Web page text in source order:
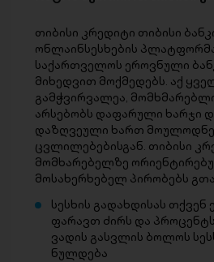
თიბისი კრედიტი თიბისი
ონლაინსესხების
საქართველოს ეროვნული
მიხედვით მოქმედებს. აქ
გამჭვირვალეა,
არსებობს დაფარული ხარჯი
დაზღვეული ხართ
ცვლილებებისგან. თიბისი
მომხარებელზე
მოსახერხებელ პირობებს
სესხის გადახდისას
ფარავთ ძირს და
ვადის გასვლის ბოლოს
ნულდება